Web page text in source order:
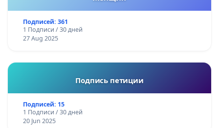
Подписей: 361
1 Подписи / 30 дней
27 Aug 2025
Подпись петиции
Подписей: 15
1 Подписи / 30 дней
20 Jun 2025